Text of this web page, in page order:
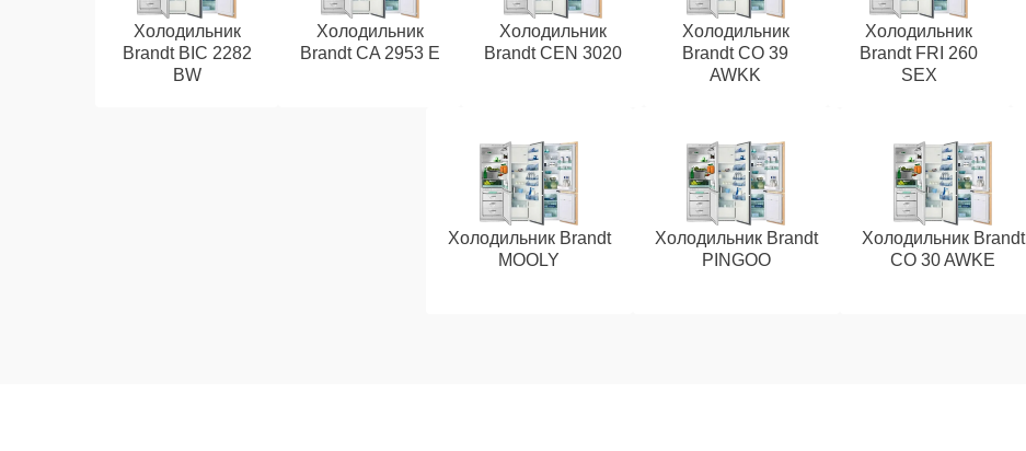
Холодильник
Brandt BIC 2282
BW
Холодильник
Brandt CA 2953 E
Холодильник
Brandt CEN 3020
Холодильник
Brandt CO 39
AWKK
Холодильник
Brandt FRI 260
SEX
Холодильник Brandt
MOOLY
Холодильник Brandt
PINGOO
Холодильник Brandt
CO 30 AWKE